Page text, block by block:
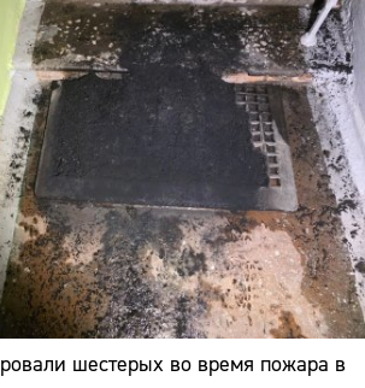
шестерых во время пожара в